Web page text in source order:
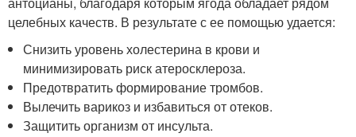
целебных качеств. В результате с ее помощью удается:
Снизить уровень холестерина в крови и
минимизировать риск атеросклероза.
Предотвратить формирование тромбов.
Вылечить варикоз и избавиться от отеков.
Защитить организм от инсульта.